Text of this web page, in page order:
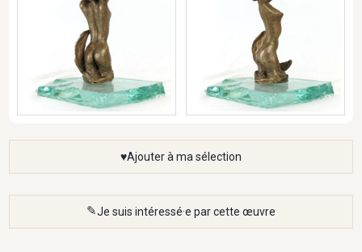
Ajouter à ma sélection
Je suis intéressé·e par cette œuvre